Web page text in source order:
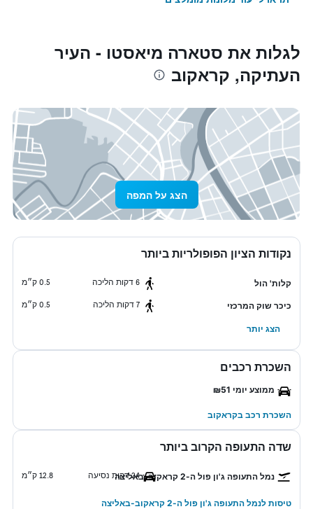
לגלות את סטארה מיאסטו - העיר
העתיקה, קראקוב
הצג על המפה
נקודות הציון הפופולריות ביותר
קלות' הול 6 דקות הליכה 0.5 ק״מ
כיכר שוק המרכזי 7 דקות הליכה 0.5 ק״מ
הצג יותר
השכרת רכבים
ממוצע יומי ₪51
השכרת רכב בקראקוב
שדה התעופה הקרוב ביותר
נמל התעופה ג'ון פול ה-2 קראקוב-באליצה 24 דקות נסיעה 12.8 ק״מ
טיסות לנמל התעופה ג'ון פול ה-2 קראקוב-באליצה